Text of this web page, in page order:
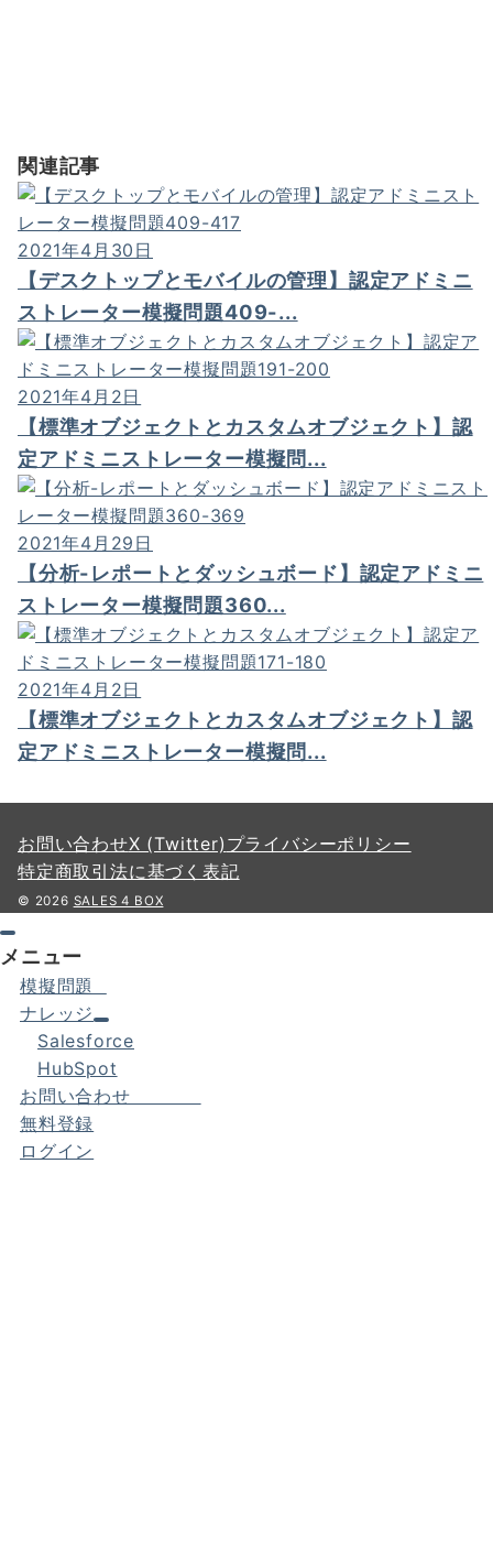
関連記事
2021年4月30日
【デスクトップとモバイルの管理】認定アドミニ
ストレーター模擬問題409-...
2021年4月2日
【標準オブジェクトとカスタムオブジェクト】認
定アドミニストレーター模擬問...
2021年4月29日
【分析-レポートとダッシュボード】認定アドミニ
ストレーター模擬問題360...
2021年4月2日
【標準オブジェクトとカスタムオブジェクト】認
定アドミニストレーター模擬問...
お問い合わせX (Twitter) プライバシーポリシー
特定商取引法に基づく表記
© 2026 SALES 4 BOX
メニュー
模擬問題
ナレッジ
Salesforce
HubSpot
お問い合わせ
無料登録
ログイン